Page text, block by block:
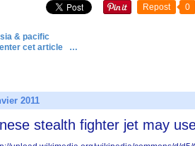
Repost 0
& pacific
cet article
…
2011
stealth fighter jet may